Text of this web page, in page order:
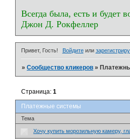
Всегда была, есть и будет
Джон Д. Рокфеллер
Привет, Гость! Войдитеили
»Сообщество кликеров »
Платежные системы
Страница:1
Тема
Хочу купить морозильную камеру,